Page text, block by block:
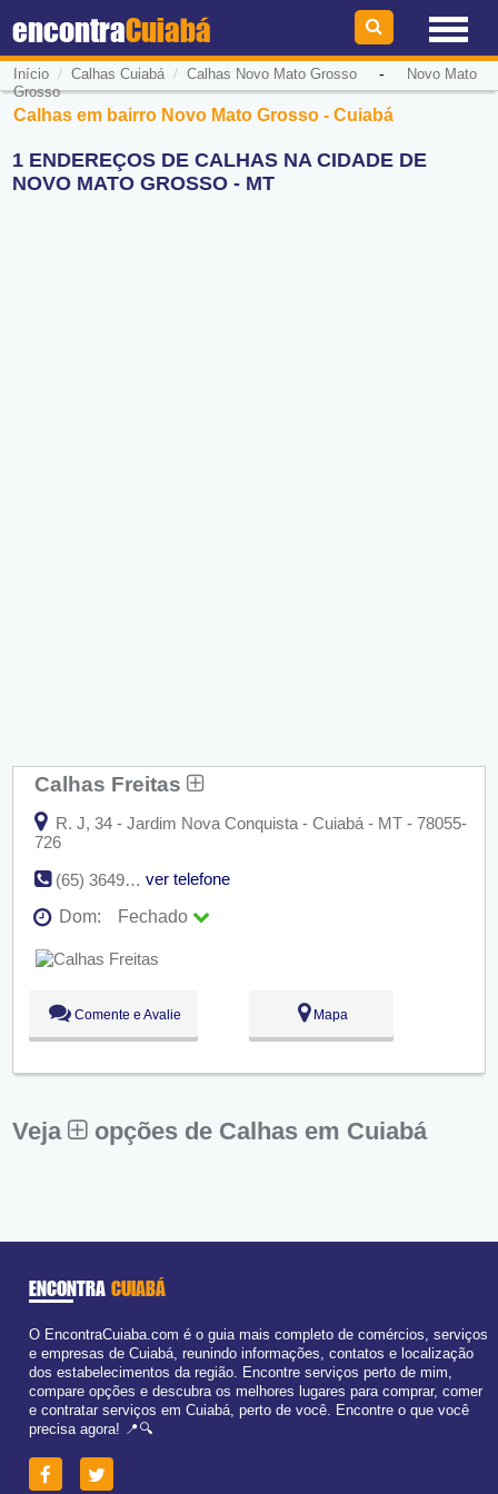
encontraCuiabá
Início / Calhas Cuiabá/ Calhas Novo Mato Grosso-
Novo Mato
Grosso
Calhas em bairro Novo Mato Grosso - Cuiabá
1 ENDEREÇOS DE CALHAS NA CIDADE DE
NOVO MATO GROSSO - MT
Calhas Freitas
R. J, 34 - Jardim Nova Conquista - Cuiabá - MT - 78055-
726
(65) 3649-5344
ver telefone
Dom:
Fechado
Seg:
Ter:
09:00 - 18:00
Qui:
09:00 - 18:00
Sex:
Sáb:
Fechado
Comente e Avalie Mapa
Veja opções de Calhas em Cuiabá
ENCONTRA CUIABÁ
O EncontraCuiaba.com é o guia mais completo de comércios, serviços
e empresas de Cuiabá, reunindo informações, contatos e localização
dos estabelecimentos da região. Encontre serviços perto de mim,
compare opções e descubra os melhores lugares para comprar, comer
e contratar serviços em Cuiabá, perto de você. Encontre o que você
precisa agora! 📍🔍